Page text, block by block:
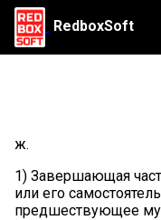
RedboxSoft
ж.
1) Завершающая
или его
предшествующее